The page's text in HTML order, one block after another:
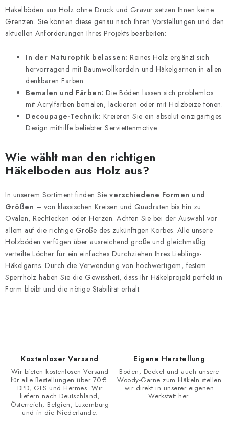
L
i
s
Häkelböden aus Holz ohne Druck und Gravur setzen Ihnen keine
Grenzen. Sie können diese genau nach Ihren Vorstellungen und den
aktuellen Anforderungen Ihres Projekts bearbeiten:
In der Naturoptik belassen: Reines Holz ergänzt sich
hervorragend mit Baumwollkordeln und Häkelgarnen in allen
denkbaren Farben.
Bemalen und Färben: Die Böden lassen sich problemlos
mit Acrylfarben bemalen, lackieren oder mit Holzbeize tönen.
Decoupage-Technik: Kreieren Sie ein absolut einzigartiges
Design mithilfe beliebter Serviettenmotive.
Wie wählt man den richtigen
Häkelboden aus Holz aus?
In unserem Sortiment finden Sie verschiedene Formen und
Größen – von klassischen Kreisen und Quadraten bis hin zu
Ovalen, Rechtecken oder Herzen. Achten Sie bei der Auswahl vor
allem auf die richtige Größe des zukünftigen Korbes. Alle unsere
Holzböden verfügen über ausreichend große und gleichmäßig
verteilte Löcher für ein einfaches Durchziehen Ihres Lieblings-
Häkelgarns. Durch die Verwendung von hochwertigem, festem
Sperrholz haben Sie die Gewissheit, dass Ihr Häkelprojekt perfekt in
Form bleibt und die nötige Stabilität erhält.
Kostenloser Versand
Wir bieten kostenlosen Versand
für alle Bestellungen über 70 €.
DPD, GLS und Hermes. Wir
liefern nach Deutschland,
Österreich, Belgien, Luxemburg
und in die Niederlande.
Eigene Herstellung
Böden, Deckel und auch unsere
Woody-Garne zum Häkeln stellen
wir direkt in unserer eigenen
Werkstatt her.